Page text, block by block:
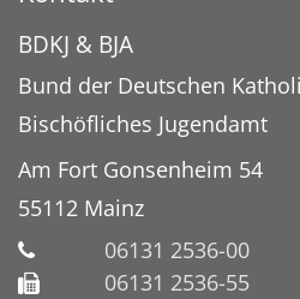
BDKJ & BJA
Bund der Deutschen
Bischöfliches Jugendamt
Am Fort Gonsenheim 54
55112 Mainz
06131 2536-00
06131 2536-55